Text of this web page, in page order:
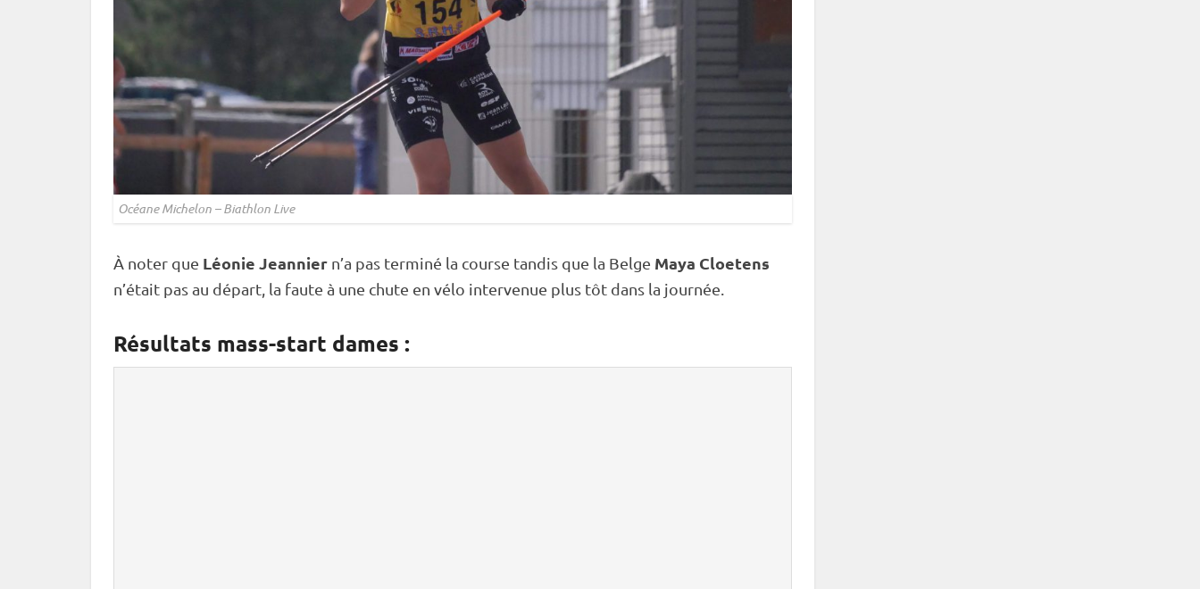
Océane Michelon – Biathlon Live
À noter que Léonie Jeannier n’a pas terminé la course tandis que la Belge Maya Cloetens
n’était pas au départ, la faute à une chute en vélo intervenue plus tôt dans la journée.
Résultats mass-start dames :